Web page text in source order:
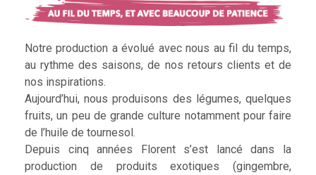
Notre production a évolué avec nous au fil du temps,
au rythme des saisons, de nos retours clients et de
nos inspirations.
Aujourd’hui, nous produisons des légumes, quelques
fruits, un peu de grande culture notamment pour faire
de l’huile de tournesol.
Depuis cinq années Florent s’est lancé dans la
production de produits exotiques (gingembre,